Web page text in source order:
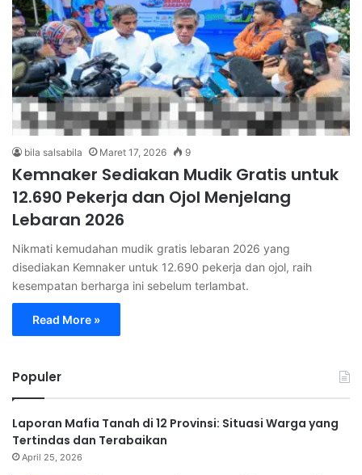
bila salsabila Maret 17, 2026 9
Kemnaker Sediakan Mudik Gratis untuk
12.690 Pekerja dan Ojol Menjelang
Lebaran 2026
Nikmati kemudahan mudik gratis lebaran 2026 yang
disediakan Kemnaker untuk 12.690 pekerja dan ojol, raih
kesempatan berharga ini sebelum terlambat.
Read More »
Populer
Laporan Mafia Tanah di 12 Provinsi: Situasi Warga yang
Tertindas dan Terabaikan
April 25, 2026